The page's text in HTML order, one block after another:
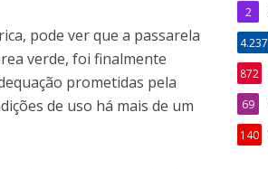
pode ver que a passarela
verde, foi finalmente
prometidas pela
de uso há mais de um
2
4.237
872
69
140